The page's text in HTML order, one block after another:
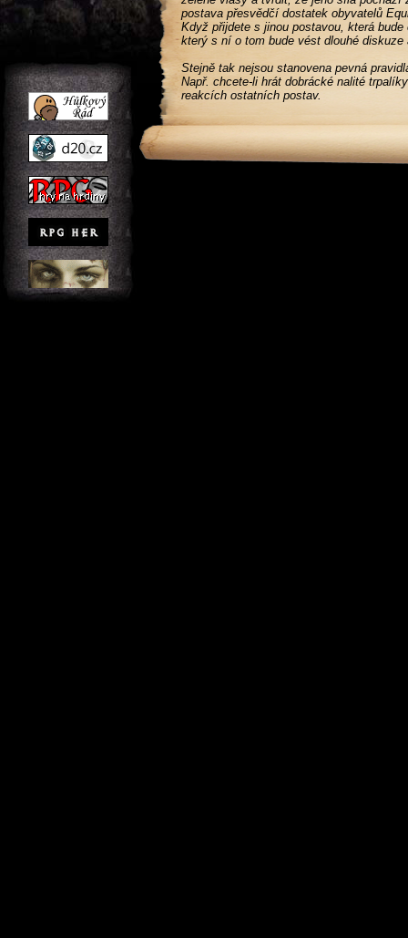
postava přesvědčí dostatek obyvatelů
Když přijdete s jinou postavou, která
který s ní o tom bude vést dlouhé
Stejně tak nejsou stanovena pevná
Např. chcete-li hrát dobrácké nalité
reakcích ostatních postav.